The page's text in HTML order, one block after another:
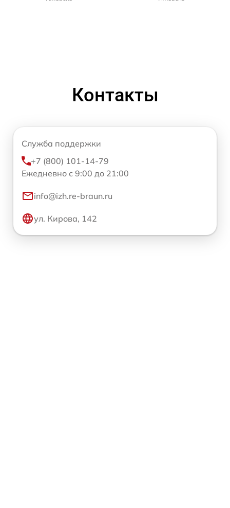
Контакты
Служба поддержки
+7 (800) 101-14-79
Ежедневно с 9:00 до 21:00
info@izh.re-braun.ru
ул. Кирова, 142